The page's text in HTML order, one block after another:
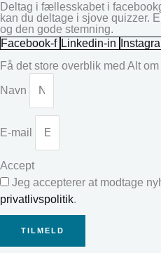
Deltag i fællesskabet i
kan du deltage i sjove quizzer.
og den gode stemning.
Facebook-f Linkedin-in
Få det store overblik med Alt
Navn
E-mail
Accept
Jeg accepterer at modtage
privatlivspolitik.
TILMELD